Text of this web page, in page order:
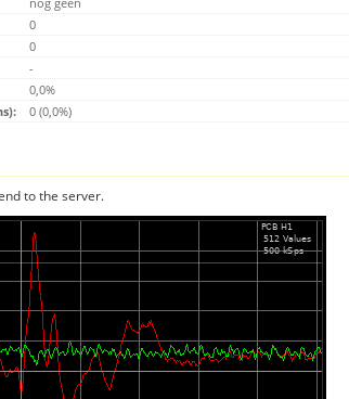
0
0
-
0,0%
0 (0,0%)
to the server.